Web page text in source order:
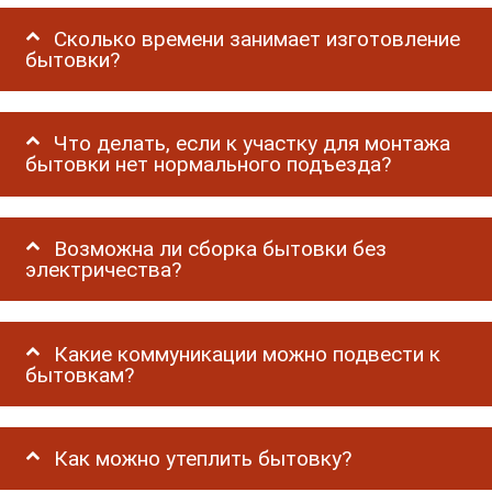
Сколько времени занимает изготовление
бытовки?
Что делать, если к участку для монтажа
бытовки нет нормального подъезда?
Возможна ли сборка бытовки без
электричества?
Какие коммуникации можно подвести к
бытовкам?
Как можно утеплить бытовку?